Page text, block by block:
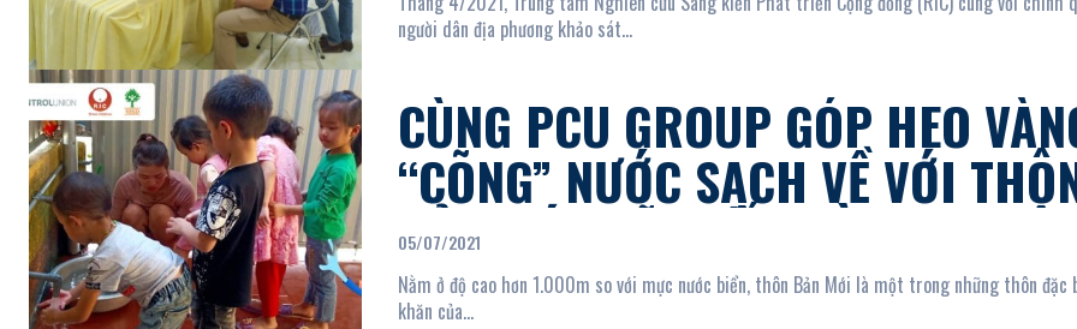
người dân địa phương khảo sát...
CÙNG PCU GROUP GÓP HEO
“CÕNG” NƯỚC SẠCH VỀ VỚI
BẢN MỚI, XÃ SUỐI GIÀNG, HUYỆN
VĂN CHẤN, TỈNH YÊN BÁI
05/07/2021
Nằm ở độ cao hơn 1.000m so với mực nước biển, thôn Bản Mới là một trong những thôn đặc
khăn của...